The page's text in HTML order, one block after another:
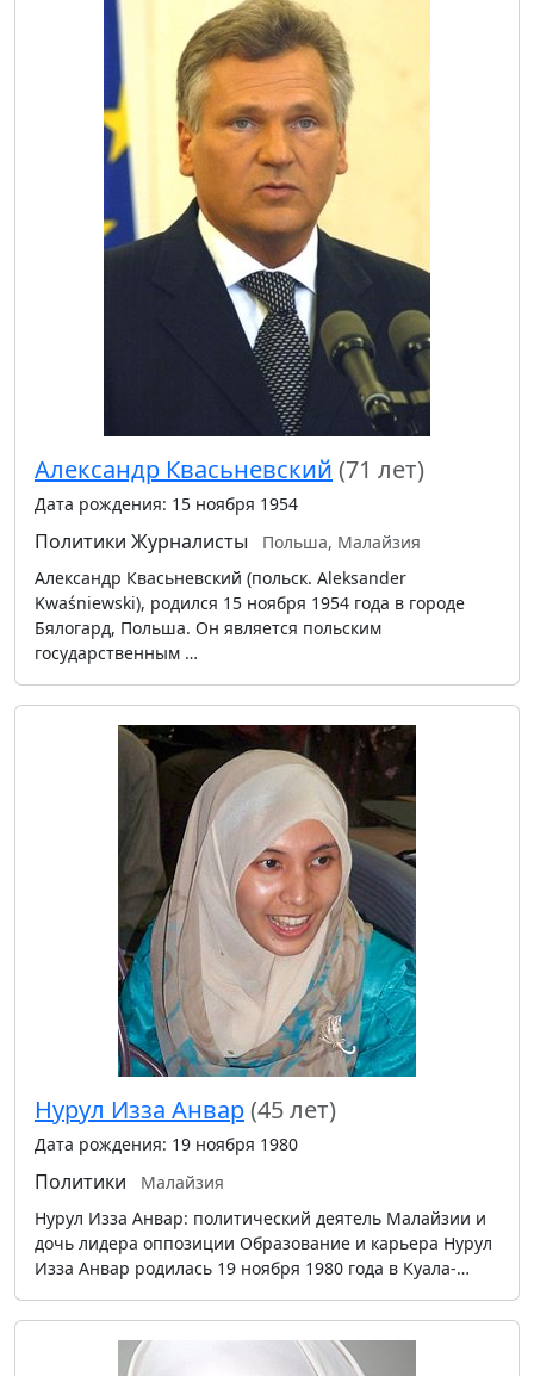
Александр Квасьневский (71 лет)
Дата рождения: 15 ноября 1954
Политики Журналисты
Польша, Малайзия
Александр Квасьневский (польск. Aleksander
Kwaśniewski), родился 15 ноября 1954 года в городе
Бялогард, Польша. Он является польским
государственным …
Нурул Изза Анвар(45 лет)
Дата рождения: 19 ноября 1980
Политики
Малайзия
Нурул Изза Анвар: политический деятель Малайзии и
дочь лидера оппозиции Образование и карьера Нурул
Изза Анвар родилась 19 ноября 1980 года в Куала-…